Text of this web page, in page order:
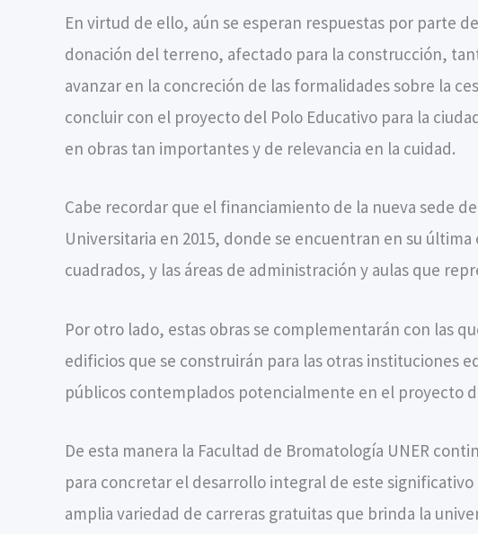
En virtud de ello, aún se esperan respuestas por parte
donación del terreno, afectado para la construcción,
avanzar en la concreción de las formalidades sobre la
concluir con el proyecto del Polo Educativo para la
en obras tan importantes y de relevancia en la cuidad.
Cabe recordar que el financiamiento de la nueva sede
Universitaria en 2015, donde se encuentran en su
cuadrados, y las áreas de administración y aulas que
Por otro lado, estas obras se complementarán con las
edificios que se construirán para las otras instituciones
públicos contemplados potencialmente en el proyecto
De esta manera la Facultad de Bromatología UNER
para concretar el desarrollo integral de este
amplia variedad de carreras gratuitas que brinda la